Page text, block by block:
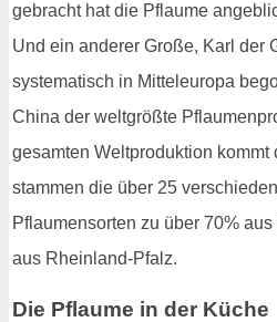
gebracht hat die Pflaume
Und ein anderer Große, Karl der
systematisch in Mitteleuropa
China der weltgrößte
gesamten Weltproduktion kommt
stammen die über 25
Pflaumensorten zu über 70%
aus Rheinland-Pfalz.
Die Pflaume in der Küche